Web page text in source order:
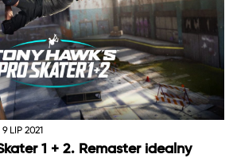
9 LIP 2021
1 + 2. Remaster idealny